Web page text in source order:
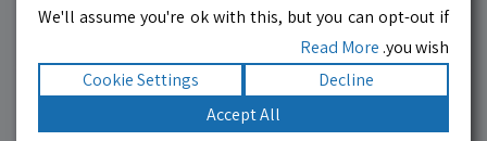
10.0 לדף העסק
מוניות רחובות בילו
אפשר להזמין מונית בכל רגע 24/6
We'll assume you're ok with this, but you can opt-out if
you wish.
Read More
Decline
Cookie Settings
Accept All